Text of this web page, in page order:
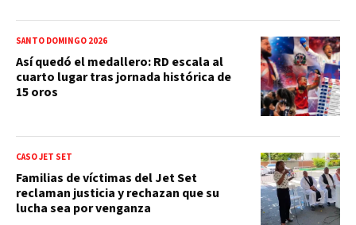
SANTO DOMINGO 2026
Así quedó el medallero: RD escala al
cuarto lugar tras jornada histórica de
15 oros
CASO JET SET
Familias de víctimas del Jet Set
reclaman justicia y rechazan que su
lucha sea por venganza